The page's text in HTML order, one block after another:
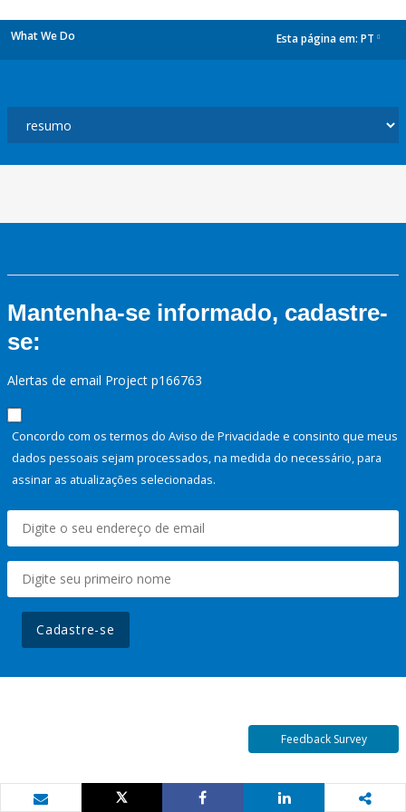
What We Do Esta página em: PT
Mantenha-se informado, cadastre-
se:
Alertas de email Project p166763
Concordo com os termos do Aviso de Privacidade e consinto que meus
dados pessoais sejam processados, na medida do necessário, para
assinar as atualizações selecionadas.
Cadastre-se
Feedback Survey